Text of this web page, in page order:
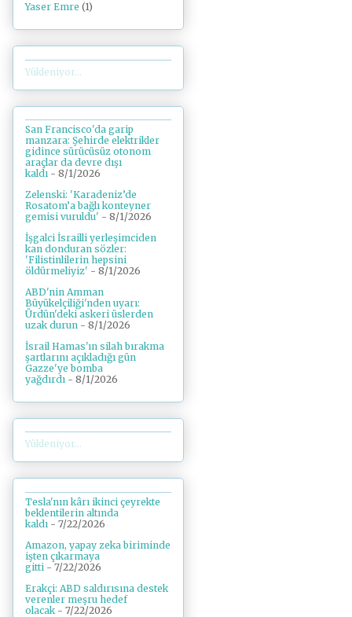
Yaser Emre (1)
Yükleniyor...
San Francisco'da garip
manzara: Şehirde elektrikler
gidince sürücüsüz otonom
araçlar da devre dışı
kaldı - 8/1/2026
Zelenski: 'Karadeniz’de
Rosatom’a bağlı konteyner
gemisi vuruldu' - 8/1/2026
İşgalci İsrailli yerleşimciden
kan donduran sözler:
'Filistinlilerin hepsini
öldürmeliyiz' - 8/1/2026
ABD'nin Amman
Büyükelçiliği'nden uyarı:
Ürdün'deki askeri üslerden
uzak durun - 8/1/2026
İsrail Hamas'ın silah bırakma
şartlarını açıkladığı gün
Gazze'ye bomba
yağdırdı - 8/1/2026
Yükleniyor...
Tesla'nın kârı ikinci çeyrekte
beklentilerin altında
kaldı - 7/22/2026
Amazon, yapay zeka biriminde
işten çıkarmaya
gitti - 7/22/2026
Erakçi: ABD saldırısına destek
verenler meşru hedef
olacak - 7/22/2026